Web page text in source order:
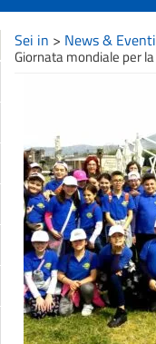
Sei in > News & Eventi
Giornata mondiale per